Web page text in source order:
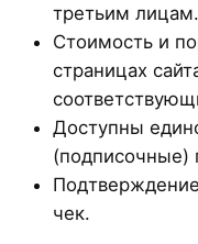
третьим лицам.
Стоимость и
страницах
Доступны
(подписочные)
чек.